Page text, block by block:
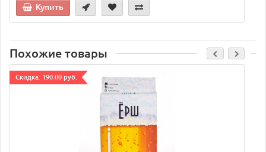
Купить
Похожие товары
Cкидка: 190.00 руб.